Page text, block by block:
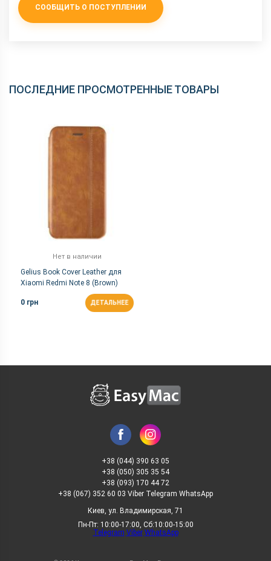
СООБЩИТЬ О ПОСТУПЛЕНИИ
ПОСЛЕДНИЕ ПРОСМОТРЕННЫЕ ТОВАРЫ
Нет в наличии
Gelius Book Cover Leather для
Xiaomi Redmi Note 8 (Brown)
0 грн ДЕТАЛЬНЕЕ
+38 (044) 390 63 05
+38 (050) 305 35 54
+38 (093) 170 44 72
+38 (067) 352 60 03 Viber Telegram WhatsApp
Киев, ул. Владимирская, 71
Пн-Пт: 10:00-17:00, Сб:10:00-15:00
Telegram Viber WhatsApp